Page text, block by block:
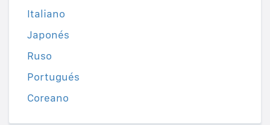
Italiano
Japonés
Ruso
Portugués
Coreano